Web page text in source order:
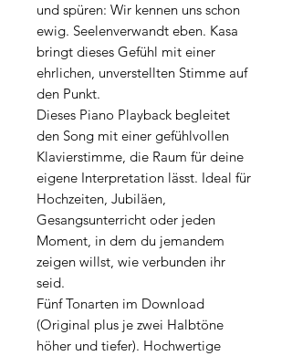
und spüren: Wir kennen uns schon
ewig. Seelenverwandt eben. Kasa
bringt dieses Gefühl mit einer
ehrlichen, unverstellten Stimme auf
den Punkt.
Dieses Piano Playback begleitet
den Song mit einer gefühlvollen
Klavierstimme, die Raum für deine
eigene Interpretation lässt. Ideal für
Hochzeiten, Jubiläen,
Gesangsunterricht oder jeden
Moment, in dem du jemandem
zeigen willst, wie verbunden ihr
seid.
Fünf Tonarten im Download
(Original plus je zwei Halbtöne
höher und tiefer). Hochwertige